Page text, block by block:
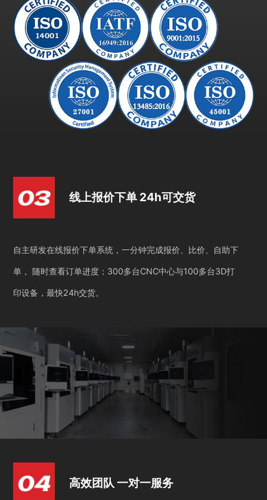
线上报价下单 24h可交货
自主研发在线报价下单系统，一分钟完成报价、比价、自助下
单， 随时查看订单进度；300多台CNC中心与100多台3D打
印设备，最快24h交货。
高效团队 一对一服务